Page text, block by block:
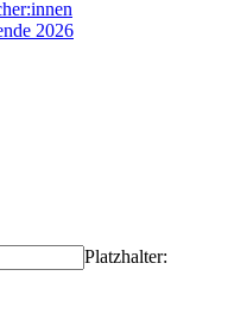
2026
Platzhalter: